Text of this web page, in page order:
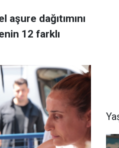
dağıtımını
12 farklı